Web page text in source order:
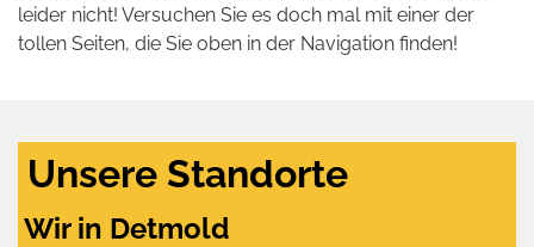
leider nicht! Versuchen Sie es doch mal mit einer der
tollen Seiten, die Sie oben in der Navigation finden!
Unsere Standorte
Wir in Detmold